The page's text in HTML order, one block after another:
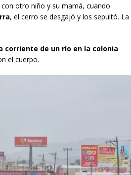
otro niño y su mamá, cuando
, el cerro se desgajó y los sepultó. La
corriente de un río en la colonia
el cuerpo.